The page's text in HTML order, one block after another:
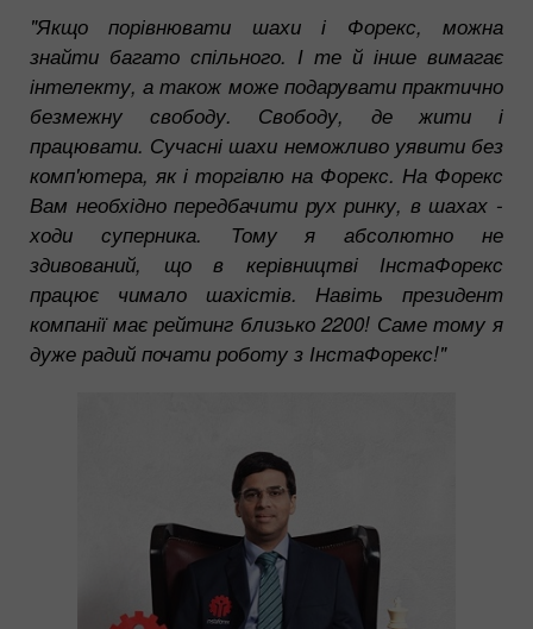
"Якщо порівнювати шахи і Форекс, можна
знайти багато спільного. І те й інше вимагає
інтелекту, а також може подарувати практично
безмежну свободу. Свободу, де жити і
працювати. Сучасні шахи неможливо уявити без
комп'ютера, як і торгівлю на Форекс. На Форекс
Вам необхідно передбачити рух ринку, в шахах -
ходи суперника. Тому я абсолютно не
здивований, що в керівництві ІнстаФорекс
працює чимало шахістів. Навіть президент
компанії має рейтинг близько 2200! Саме тому я
дуже радий почати роботу з ІнстаФорекс!"